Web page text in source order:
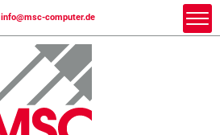
info@msc-computer.de